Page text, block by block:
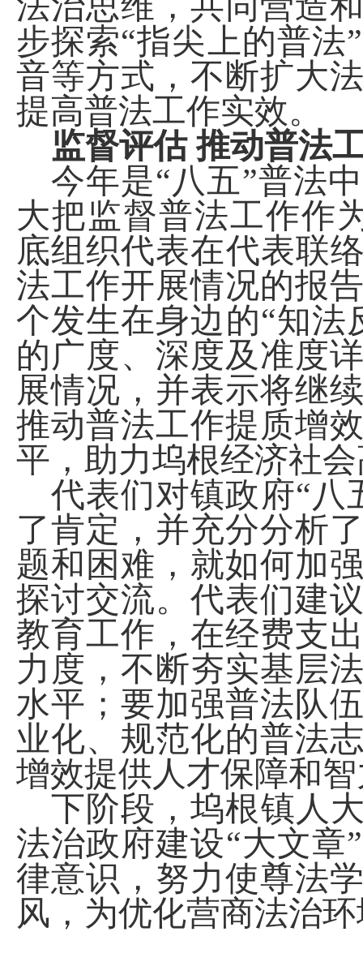
步探索“指尖上的普法
音等方式，不断扩大
提高普法工作实效。
监督评估 推动普法
今年是“八五”普法
大把监督普法工作作
底组织代表在代表联
法工作开展情况的报
个发生在身边的“知法
的广度、深度及准度
展情况，并表示将继
推动普法工作提质增
平，助力坞根经济社
代表们对镇政府“八
了肯定，并充分分析
题和困难，就如何加
探讨交流。代表们建
教育工作，在经费支
力度，不断夯实基层
水平；要加强普法队
业化、规范化的普法
增效提供人才保障和
下阶段，坞根镇人
法治政府建设“大文章
律意识，努力使尊法
风，为优化营商法治